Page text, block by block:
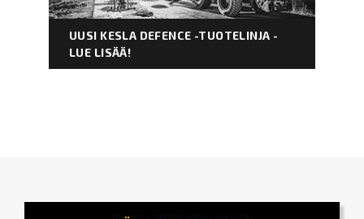
UUSI KESLA DEFENCE -TUOTELINJA -
LUE LISÄÄ!